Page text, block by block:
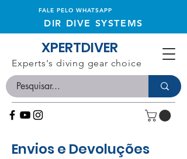
FALE PELO WHATSAPP
DIR DIVE SYSTEMS
XPERTDIVER
Experts's diving gear choice
Envios e Devoluções